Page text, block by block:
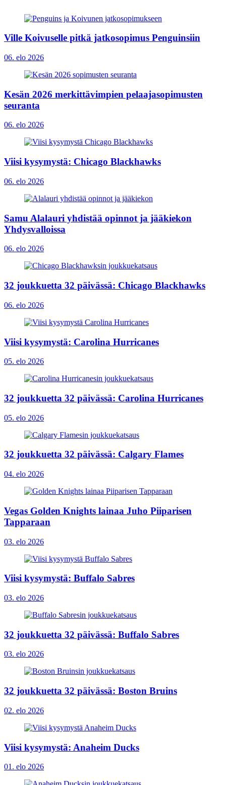
Ville Koivuselle pitkä jatkosopimus Penguinsiin
06. elo 2026
Kesän 2026 merkittävimpien pelaajasopimusten
seuranta
06. elo 2026
Viisi kysymystä: Chicago Blackhawks
06. elo 2026
Samu Alalauri yhdistää opinnot ja jääkiekon
Yhdysvalloissa
06. elo 2026
32 joukkuetta 32 päivässä: Chicago Blackhawks
06. elo 2026
Viisi kysymystä: Carolina Hurricanes
05. elo 2026
32 joukkuetta 32 päivässä: Carolina Hurricanes
05. elo 2026
32 joukkuetta 32 päivässä: Calgary Flames
04. elo 2026
Vegas Golden Knights lainaa Juho Piiparisen
Tapparaan
03. elo 2026
Viisi kysymystä: Buffalo Sabres
03. elo 2026
32 joukkuetta 32 päivässä: Buffalo Sabres
03. elo 2026
32 joukkuetta 32 päivässä: Boston Bruins
02. elo 2026
Viisi kysymystä: Anaheim Ducks
01. elo 2026